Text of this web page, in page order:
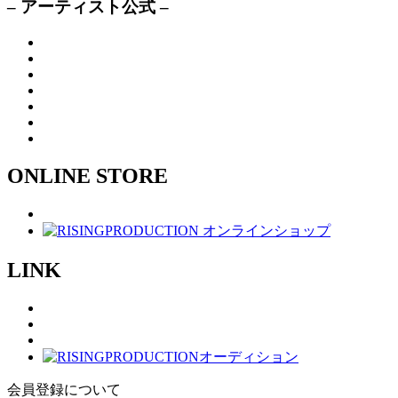
– アーティスト公式 –
ONLINE STORE
LINK
会員登録について